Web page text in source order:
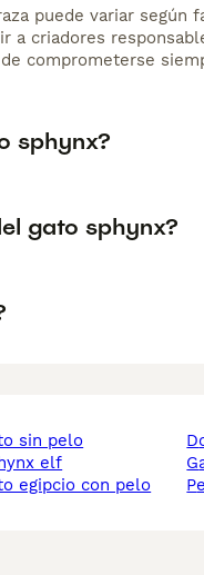
puede variar
a criadores
comprometerse
sphynx?
gato sphynx?
sin pelo
elf
egipcio con pelo